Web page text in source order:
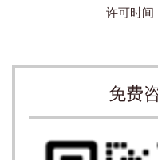
许可时
免费